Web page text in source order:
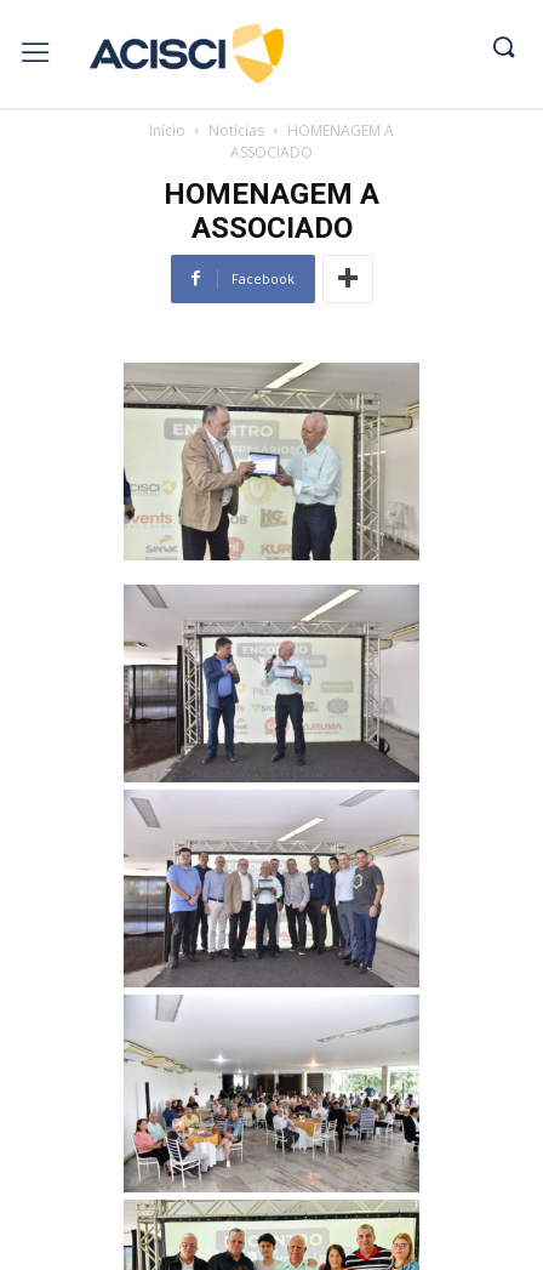
Início Notícias
HOMENAGEM A
ASSOCIADO
HOMENAGEM A
ASSOCIADO
Facebook